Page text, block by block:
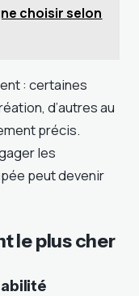
choisir selon
: certaines
d’autres au
précis.
les
peut devenir
le plus cher